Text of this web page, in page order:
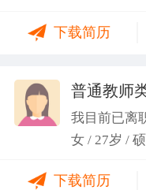
务； 学习能力：有
做事认真细心，具
良好的职业操 守和
下载简历
我目前已离
女 / 27岁 /
下载简历